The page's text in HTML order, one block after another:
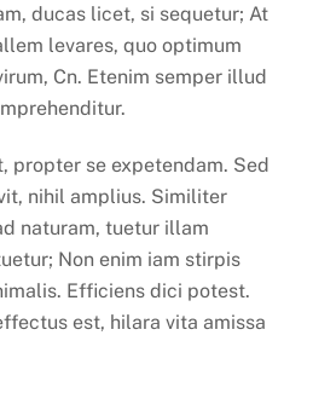
ducas licet, si sequetur; At
levares, quo optimum
Cn. Etenim semper illud
propter se expetendam. Sed
nihil amplius. Similiter
naturam, tuetur illam
Non enim iam stirpis
Efficiens dici potest.
est, hilara vita amissa